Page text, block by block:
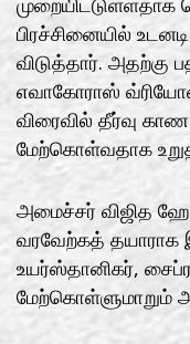
பிரச்சினையில்
விடுத்தார். அதற்கு
எவாகோராஸ்
விரைவில் தீர்வு
மேற்கொள்வதாக
அமைச்சர் விஜித
வரவேற்கத் தயாராக
உயர்ஸ்தானிகர்,
மேற்கொள்ளுமாறும்